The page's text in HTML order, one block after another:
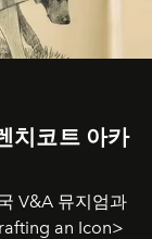
치코트 아카
V&A 뮤지엄과
an Icon>